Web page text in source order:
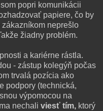
popri komunikácii
papiere, čo by
neprešlo
žiadny problém.
a kariérne rástla.
- zástup kolegýň počas
trvalá pozícia ako
podpory (technická,
výpomocou na
nechali viesť tím, ktorý